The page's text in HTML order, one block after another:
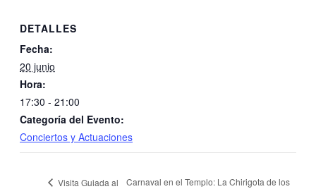
DETALLES
Fecha:
20 junio
Hora:
17:30 - 21:00
Categoría del Evento:
Conciertos y Actuaciones
Visita Guiada al
Carnaval en el Templo: La Chirigota de los